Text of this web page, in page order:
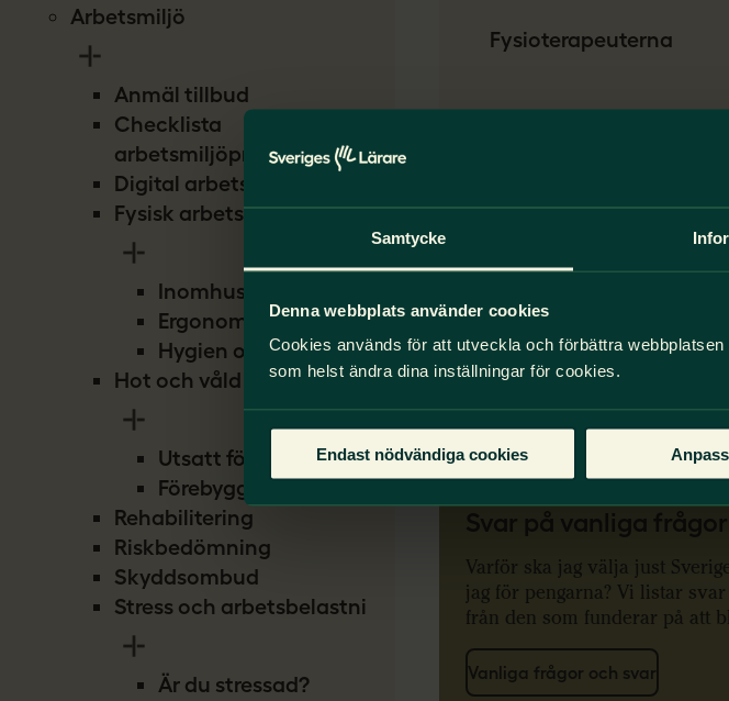
Samtycke
Denna webbplats använder cookies
Cookies används för att utveckla och förbättra
som helst ändra dina inställningar för cookies.
Endast nödvändiga cookies
Arbetsmiljö
Anmäl tillbud
Checklista
arbetsmiljöproblem
Digital arbetsmiljö
Fysisk arbetsmiljö
Inomhusmiljö
Ergonomi
Hygien och smitta
Hot och våld
Utsatt för hot
Förebygg hot
Rehabilitering
Riskbedömning
Skyddsombud
Stress och arbetsbelastning
Är du stressad?
Fysioterapeuterna
Varför ska jag välja just
jag för pengarna? Vi listar
från den som funderar på att
Vanliga frågor och svar